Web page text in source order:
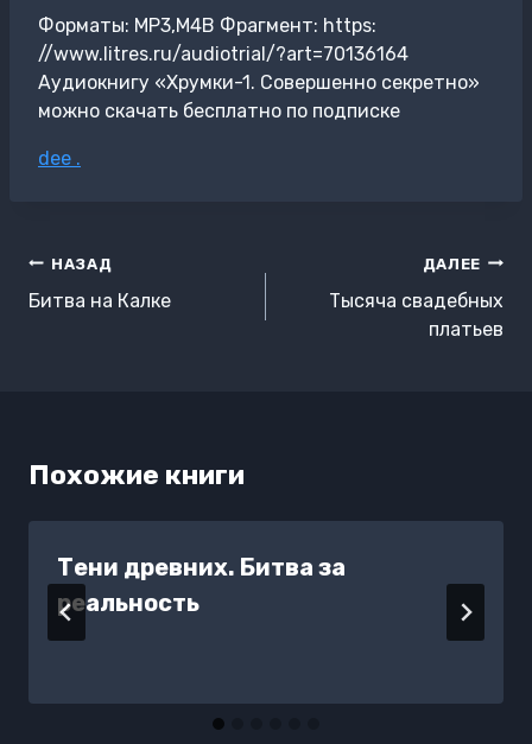
Форматы: MP3,M4B Фрагмент: https:
//www.litres.ru/audiotrial/?art=70136164
Аудиокнигу «Хрумки-1. Совершенно секретно»
можно скачать бесплатно по подписке
Метки
dee .
Навигация
по
НАЗАД
Битва на Калке
ДАЛЕЕ
Тысяча свадебных
платьев
Похожие книги
Тени древних. Битва за
реальность